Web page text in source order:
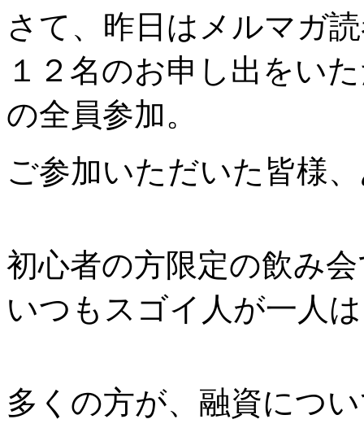
さて、昨日はメルマガ
１２名のお申し出をい
の全員参加。
ご参加いただいた皆様
初心者の方限定の飲み
いつもスゴイ人が一人
多くの方が、融資につ